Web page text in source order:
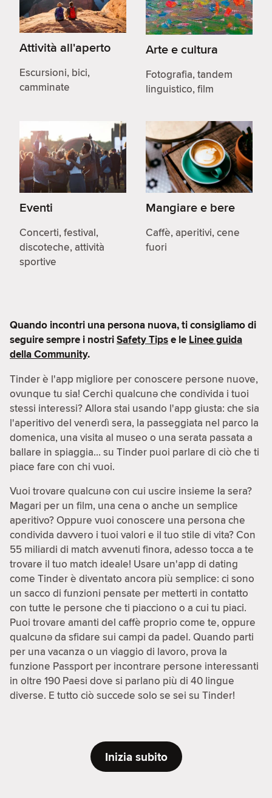
Attività all'aperto
Escursioni, bici,
camminate
Arte e cultura
Fotografia, tandem
linguistico, film
Eventi
Concerti, festival,
discoteche, attività
sportive
Mangiare e bere
Caffè, aperitivi, cene
fuori
Quando incontri una persona nuova, ti consigliamo di
seguire sempre i nostriSafety Tipse le Linee guida
della Community.
Tinder è l'app migliore per conoscere persone nuove,
ovunque tu sia! Cerchi qualcunə che condivida i tuoi
stessi interessi? Allora stai usando l'app giusta: che sia
l'aperitivo del venerdì sera, la passeggiata nel parco la
domenica, una visita al museo o una serata passata a
ballare in spiaggia… su Tinder puoi parlare di ciò che ti
piace fare con chi vuoi.
Vuoi trovare qualcunə con cui uscire insieme la sera?
Magari per un film, una cena o anche un semplice
aperitivo? Oppure vuoi conoscere una persona che
condivida davvero i tuoi valori e il tuo stile di vita? Con
55 miliardi di match avvenuti finora, adesso tocca a te
trovare il tuo match ideale! Usare un'app di dating
come Tinder è diventato ancora più semplice: ci sono
un sacco di funzioni pensate per metterti in contatto
con tutte le persone che ti piacciono o a cui tu piaci.
Puoi trovare amanti del caffè proprio come te, oppure
qualcunə da sfidare sui campi da padel. Quando parti
per una vacanza o un viaggio di lavoro, prova la
funzione Passport per incontrare persone interessanti
in oltre 190 Paesi dove si parlano più di 40 lingue
diverse. E tutto ciò succede solo se sei su Tinder!
Inizia subito